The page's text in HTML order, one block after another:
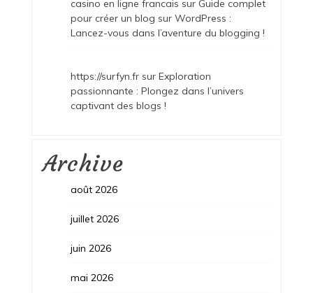
casino en ligne francais sur Guide complet
pour créer un blog sur WordPress :
Lancez-vous dans l’aventure du blogging !
https://surfyn.frsur Exploration
passionnante : Plongez dans l’univers
captivant des blogs !
Archive
août 2026
juillet 2026
juin 2026
mai 2026